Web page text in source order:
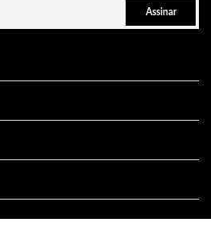
Assinar